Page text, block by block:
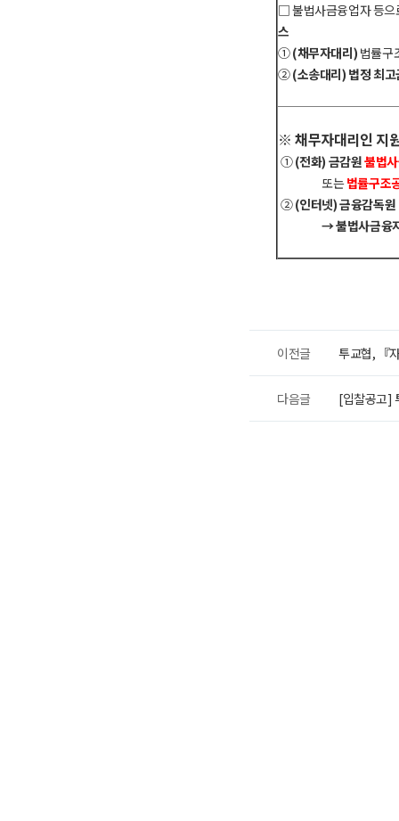
□ 불법사금융업자 등
스
①(채무자대리) 법률구
②(소송대리) 법정 최고
※ 채무자대리인 지
①(전화) 금감원불법
또는법률구조
②(인터넷) 금융감독원
→ 불법사금융
이전글 투교협, 『
다음글 [입찰공고]